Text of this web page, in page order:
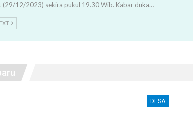
(29/12/2023) sekira pukul 19.30 Wib. Kabar duka…
DESA